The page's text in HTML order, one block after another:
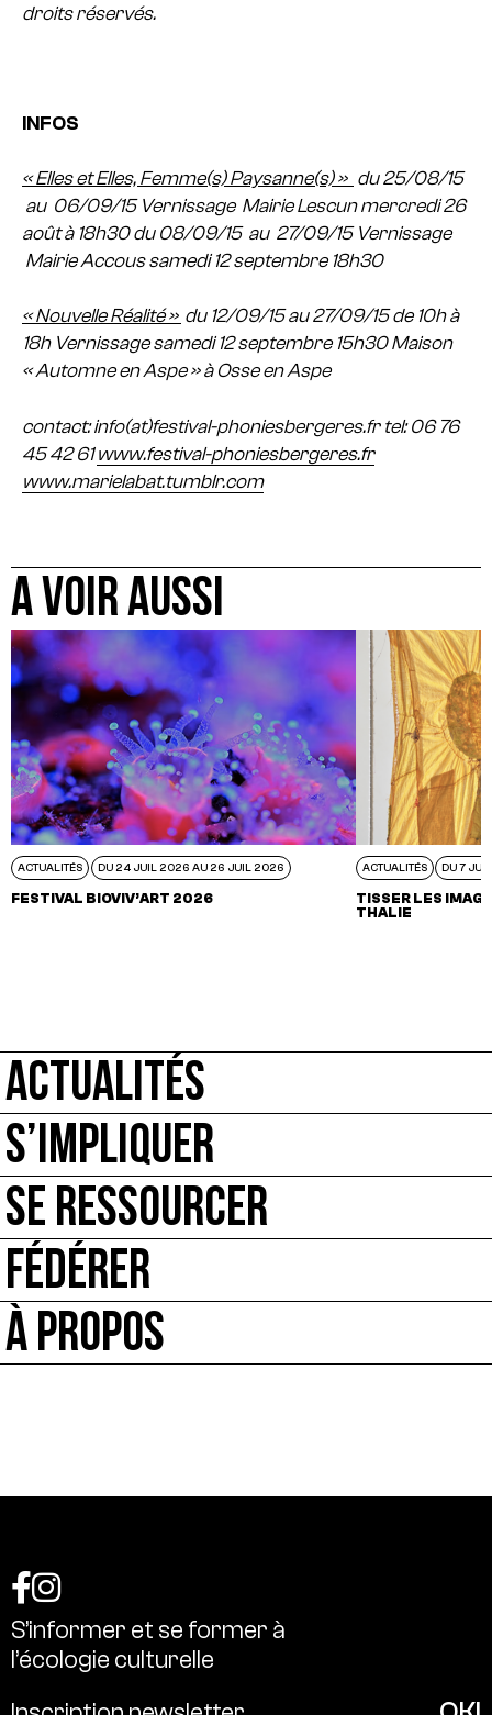
droits réservés.
INFOS
« Elles et Elles, Femme(s) Paysanne(s) » du 25/08/15
au 06/09/15 Vernissage Mairie Lescun mercredi 26
août à 18h30 du 08/09/15 au 27/09/15 Vernissage
Mairie Accous samedi 12 septembre 18h30
« Nouvelle Réalité » du 12/09/15 au 27/09/15 de 10h à
18h Vernissage samedi 12 septembre 15h30 Maison
« Automne en Aspe » à Osse en Aspe
contact: info(at)festival-phoniesbergeres.fr tel: 06 76
45 42 61 www.festival-phoniesbergeres.fr
www.marielabat.tumblr.com
A VOIR AUSSI
ACTUALITÉS DU 24 JUIL 2026 AU 26 JUIL 2026
FESTIVAL BIOVIV’ART 2026
ACTUALITÉS DU 7
TISSER LES
THALIE
ACTUALITÉS
S’IMPLIQUER
SE RESSOURCER
FÉDÉRER
À PROPOS
S’informer et se former à
l’écologie culturelle